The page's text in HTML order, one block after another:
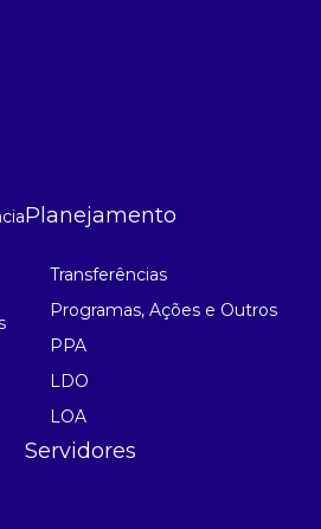
Planejamento
Transferências
Programas, Ações e Outros
PPA
LDO
LOA
Servidores